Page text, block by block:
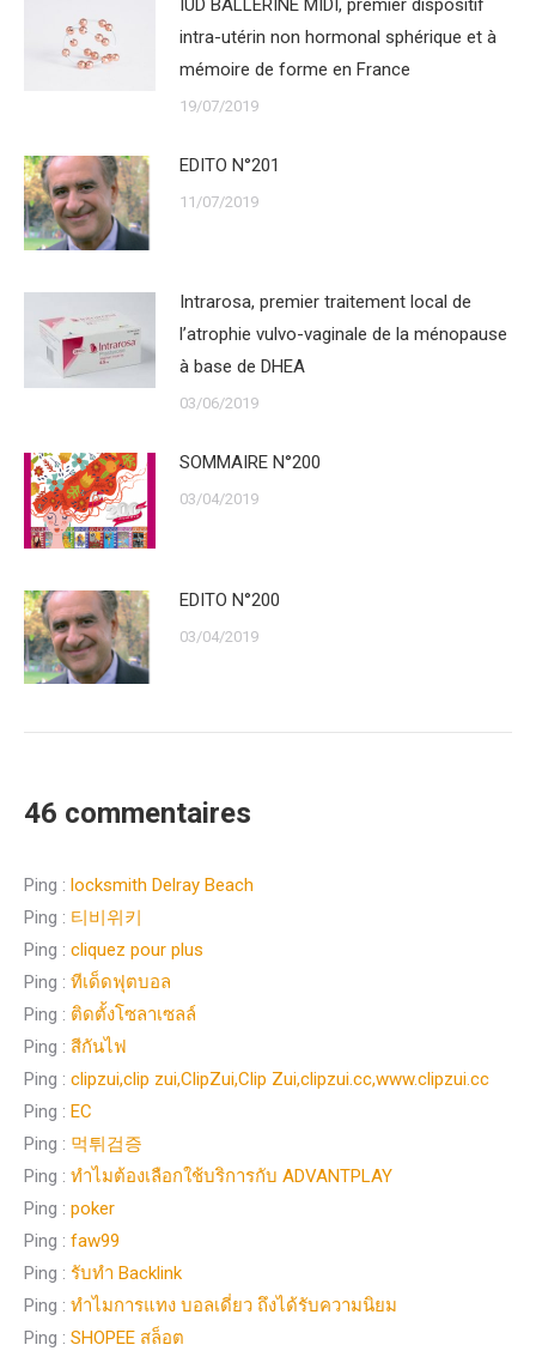
IUD BALLERINE MIDI, premier dispositif
intra-utérin non hormonal sphérique et à
mémoire de forme en France
19/07/2019
EDITO N°201
11/07/2019
Intrarosa, premier traitement local de
l’atrophie vulvo-vaginale de la ménopause
à base de DHEA
03/06/2019
SOMMAIRE N°200
03/04/2019
EDITO N°200
03/04/2019
46 commentaires
Ping : locksmith Delray Beach
Ping : 티비위키
Ping : cliquez pour plus
Ping : ทีเด็ดฟุตบอล
Ping : ติดตั้งโซลาเซลล์
Ping : สีกันไฟ
Ping : clipzui,clip zui,ClipZui,Clip Zui,clipzui.cc,www.clipzui.cc
Ping : EC
Ping : 먹튀검증
Ping : ทำไมต้องเลือกใช้บริการกับ ADVANTPLAY
Ping : poker
Ping : faw99
Ping : รับทำ Backlink
Ping : ทำไมการแทง บอลเดี่ยว ถึงได้รับความนิยม
Ping : SHOPEE สล็อต